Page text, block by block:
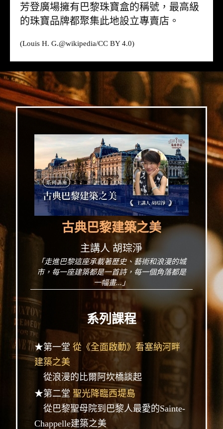
芳登廣場擁有巴黎珠寶盒的稱號，最高級
的珠寶品牌都聚集此地設立專賣店。
(Louis H. G.@wikipedia/CC BY 4.0)
古典巴黎建築之美
主講人 胡琮淨
「走進巴黎這座承載著歷史、藝術和浪漫的城
市，每一座建築都是一首詩，每一個角落都是
一幅畫...」
系列課程
★第一堂 從《全面啟動》看塞納河畔
建築之美
從浪漫的比爾阿坎橋談起
★第二堂 聖光降臨西堤島
從巴黎聖母院到巴黎人最愛的Sainte-
Chappelle建築之美